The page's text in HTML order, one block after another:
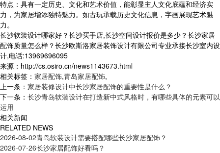
特点：具有一定历史、文化和艺术价值，能彰显主人文化底蕴和经济实
力，为家居增添独特魅力。如古玩承载历史文化信息，字画展现艺术魅
力。
长沙软装设计哪家好？长沙买手店,长沙空间设计报价是多少？长沙家居
配饰质量怎么样？长沙欧斯洛家居装饰设计有限公司专业承接长沙室内设
计,电话:13969696095
来源：http://cs.osiro.cn/news1143673.html
相关标签： 家居配饰,青岛家居配饰,
上一条： 家居装修设计中长沙家居配饰的重要性是什么？
下一条： 长沙青岛软装设计在打造新中式风格时，有哪些具体的元素可以
运用
相关新闻
RELATED NEWS
2026-08-02青岛软装设计需要搭配哪些长沙家居配饰？
2026-07-26长沙家居配饰好看吗？